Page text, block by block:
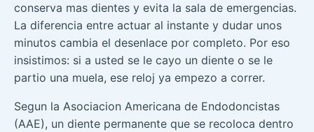
conserva mas dientes y evita la sala de emergencias.
La diferencia entre actuar al instante y dudar unos
minutos cambia el desenlace por completo. Por eso
insistimos: si a usted se le cayo un diente o se le
partio una muela, ese reloj ya empezo a correr.
Segun la Asociacion Americana de Endodoncistas
(AAE), un diente permanente que se recoloca dentro